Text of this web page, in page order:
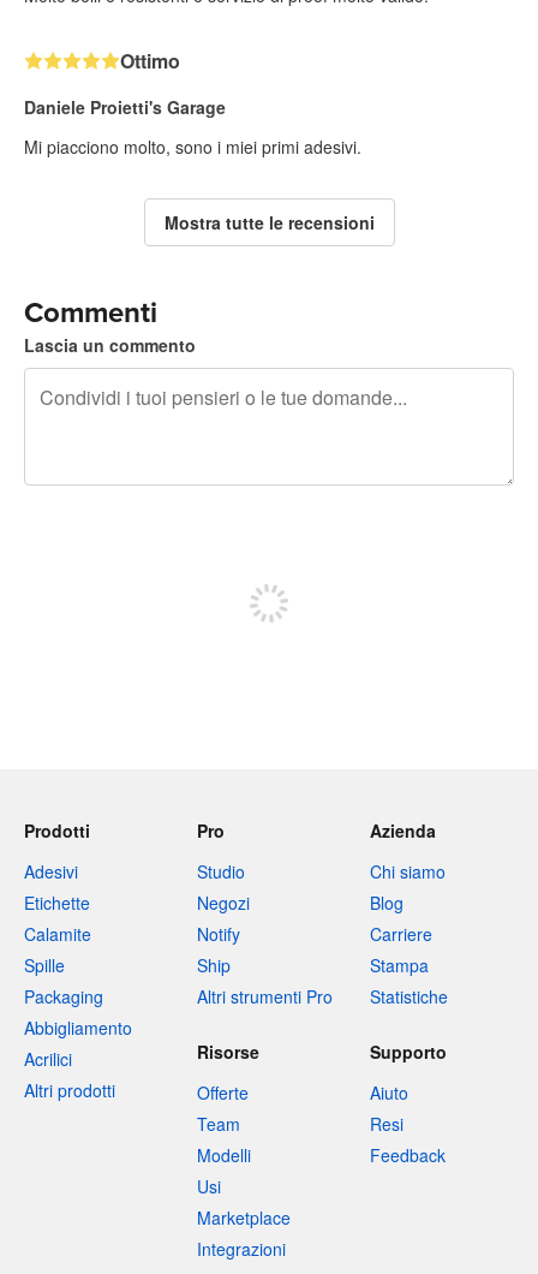
Ottimo
Daniele Proietti's Garage
Mi piacciono molto, sono i miei primi adesivi.
Mostra tutte le recensioni
Commenti
Lascia un commento
Prodotti
Adesivi
Etichette
Calamite
Spille
Packaging
Abbigliamento
Acrilici
Altri prodotti
Pro
Studio
Negozi
Notify
Ship
Altri strumenti Pro
Azienda
Chi siamo
Blog
Carriere
Stampa
Statistiche
Risorse
Offerte
Team
Modelli
Usi
Marketplace
Integrazioni
Supporto
Aiuto
Resi
Feedback